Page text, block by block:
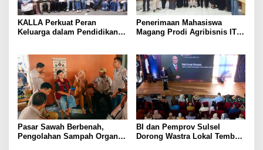
KALLA Perkuat Peran
Keluarga dalam Pendidikan
Penerimaan Mahasiswa
Magang Prodi Agribisnis ITP
Program MBKM
Pasar Sawah Berbenah,
Pengolahan Sampah Organik
BI dan Pemprov Sulsel
Dorong Wastra Lokal Tembus